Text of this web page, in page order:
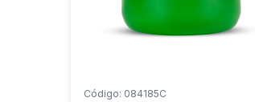
Código: 084185C